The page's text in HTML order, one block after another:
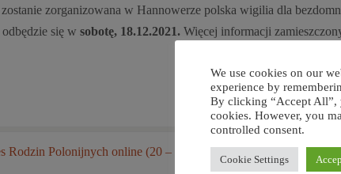
zorganizowana w Hannowerze polska wigilia dla
się w sobotę, 18.12.2021. Więcej informacji
Rodzin Polonijnych online (20 – 21 listopada
We use cookies on our
experience by
By clicking “Accept All”,
cookies. However, you
controlled consent.
Cookie Settings